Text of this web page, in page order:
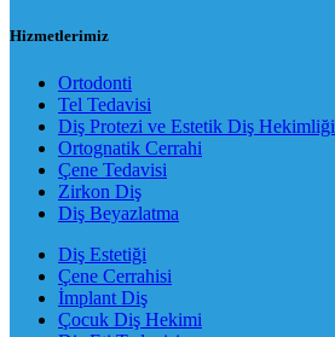
Hizmetlerimiz
Ortodonti
Tel Tedavisi
Diş Protezi ve Estetik Diş Hekimliği
Ortognatik Cerrahi
Çene Tedavisi
Zirkon Diş
Diş Beyazlatma
Diş Estetiği
Çene Cerrahisi
İmplant Diş
Çocuk Diş Hekimi